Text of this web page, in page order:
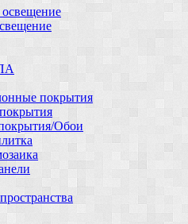
покрытия
Обои